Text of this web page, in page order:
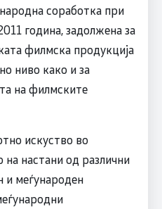
соработка при
година, задолжена за
филмска продукција
ниво како и за
на филмските
искуство во
настани од различни
и меѓународен